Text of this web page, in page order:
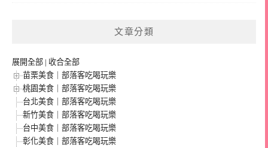
文章分類
展開全部 | 收合全部
苗栗美食｜部落客吃喝玩樂
桃園美食｜部落客吃喝玩樂
台北美食｜部落客吃喝玩樂
新竹美食｜部落客吃喝玩樂
台中美食｜部落客吃喝玩樂
彰化美食｜部落客吃喝玩樂